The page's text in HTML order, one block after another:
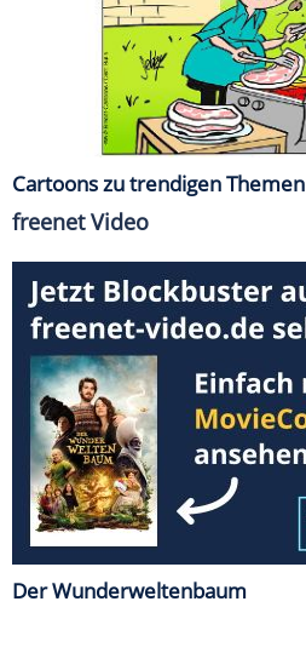
Cartoons zu trendigen Themen
freenet Video
Der Wunderweltenbaum